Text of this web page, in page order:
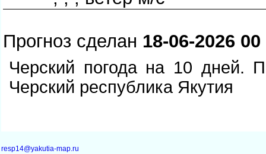
Прогноз сделан 18-06-2026 00
Черский погода на 10 дней.
Черский республика Якутия
resp14@yakutia-map.ru